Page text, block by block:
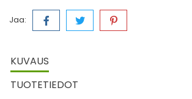
Jaa:
KUVAUS
TUOTETIEDOT